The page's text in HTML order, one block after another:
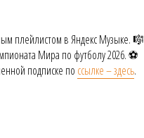
плейлистом в Яндекс Музыке. 🎼
Мира по футболу 2026. ⚽️
подписке по ссылке – здесь.